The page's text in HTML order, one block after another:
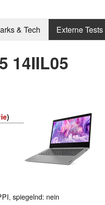
& Tech Externe Tests
14IIL05
)
spiegelnd: nein